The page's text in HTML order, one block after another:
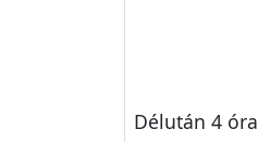
Délután 4 óra